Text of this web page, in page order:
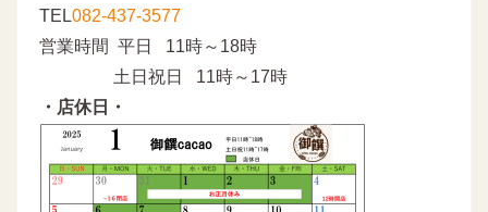
TEL082-437-3577
営業時間 平日 11時～18時
土日祝日 11時～17時
・店休日・